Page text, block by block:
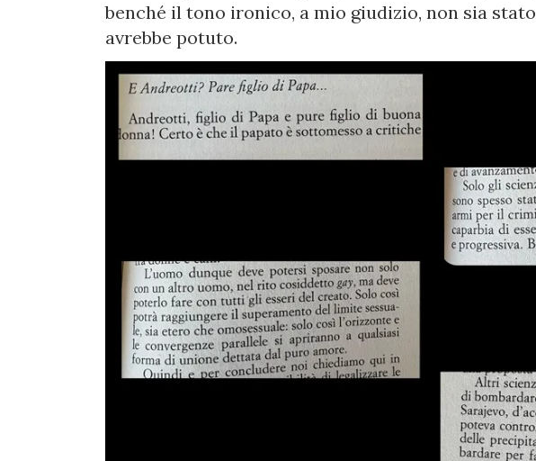
benché il tono ironico, a mio giudizio, non sia
avrebbe potuto.